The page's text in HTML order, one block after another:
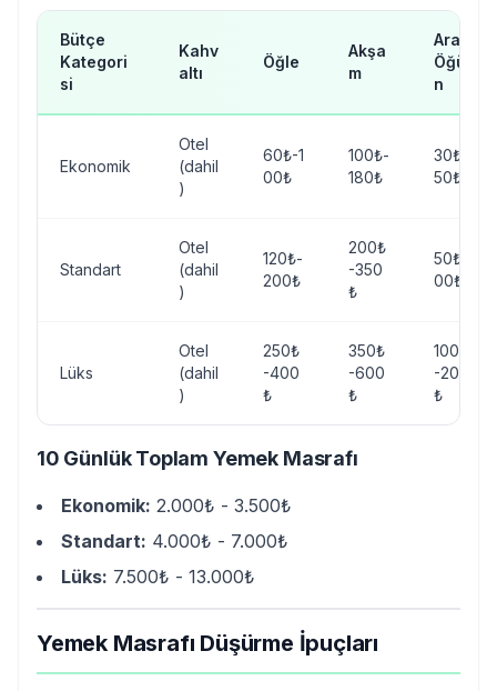
Bütçe
Kategori
si
Kahv
altı
Öğle
Akşa
m
Ara
Öğü
n
Ekonomik
Otel
(dahil
)
60₺-1
00₺
100₺-
180₺
30₺-
50₺
Standart
Otel
(dahil
)
120₺-
200₺
200₺
-350
₺
50₺-1
00₺
Lüks
Otel
(dahil
)
250₺
-400
₺
350₺
-600
₺
100₺
-200
₺
10 Günlük Toplam Yemek Masrafı
Ekonomik: 2.000₺ - 3.500₺
Standart: 4.000₺ - 7.000₺
Lüks: 7.500₺ - 13.000₺
Yemek Masrafı Düşürme İpuçları